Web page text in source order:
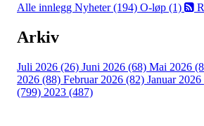
Alle innlegg Nyheter (194) O-løp (1)
Arkiv
Juli 2026 (26) Juni 2026 (68) Mai 2026
2026 (88) Februar 2026 (82) Januar
(799) 2023 (487)